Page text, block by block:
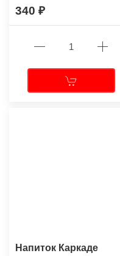
340
Напиток Каркаде